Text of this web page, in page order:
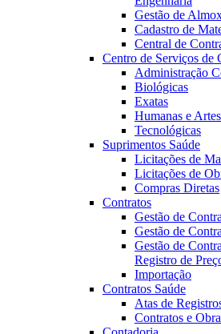
Gestão de
Cadastro de
Central de
Centro de Serviços de
Administração
Biológicas
Exatas
Humanas e Artes
Tecnológicas
Suprimentos Saúde
Licitações de
Licitações de
Compras Diretas
Contratos
Gestão de
Gestão de
Gestão de
Registro de
Importação
Contratos Saúde
Atas de
Contratos e